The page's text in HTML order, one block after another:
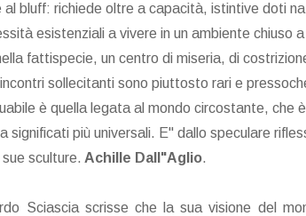
bluff: richiede oltre a capacità, istintive doti
esistenziali a vivere in un ambiente chiuso
fattispecie, un centro di miseria, di
sollecitanti sono piuttosto rari e
è quella legata al mondo circostante, che
significati più universali. E" dallo speculare
sculture. Achille Dall"Aglio.
Sciascia scrisse che la sua visione del